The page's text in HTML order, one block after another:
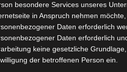
TikTok YouTube
besondere Services unseres
in Anspruch nehmen
Daten erforderlich
Daten erforderlich
keine gesetzliche
der betroffenen Person ein.